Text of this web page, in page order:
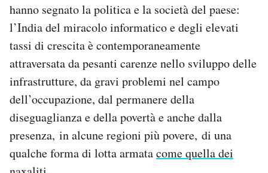
hanno segnato la politica e la società del paese:
l’India del miracolo informatico e degli elevati
tassi di crescita è contemporaneamente
attraversata da pesanti carenze nello sviluppo delle
infrastrutture, da gravi problemi nel campo
dell’occupazione, dal permanere della
diseguaglianza e della povertà e anche dalla
presenza, in alcune regioni più povere, di una
qualche forma di lotta armatacome quella dei